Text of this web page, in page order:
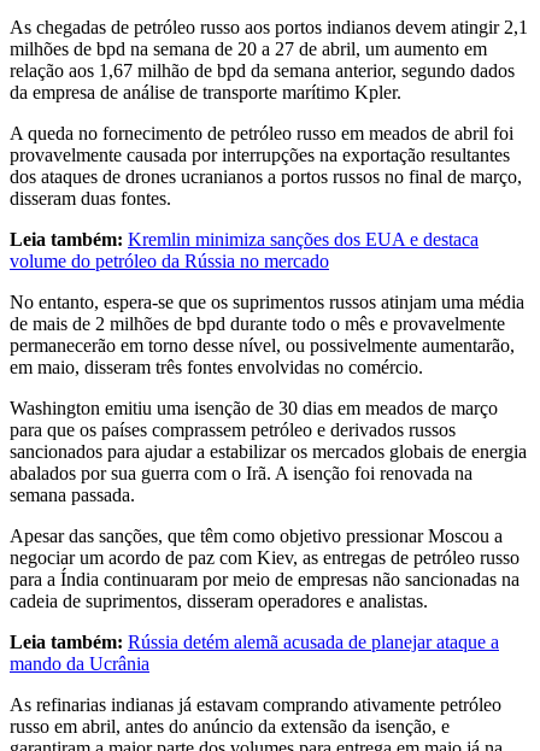
As chegadas de petróleo russo aos portos indianos devem atingir 2,1
milhões de bpd na semana de 20 a 27 de abril, um aumento ​em
relação aos 1,67 milhão de bpd da semana anterior, segundo dados
da empresa de análise de transporte marítimo Kpler.
A queda no fornecimento de ​petróleo russo em meados de abril foi
provavelmente causada por interrupções na exportação resultantes
dos ataques de drones ucranianos a portos russos no final de março,
disseram duas fontes.
Leia também: Kremlin minimiza sanções dos EUA e destaca
volume do petróleo da Rússia no mercado
No entanto, espera-se que os suprimentos russos atinjam uma média
de mais de 2 milhões de bpd durante todo ‌o mês e provavelmente
permanecerão em torno desse ​nível, ou possivelmente aumentarão,
em maio, disseram três fontes envolvidas no comércio.
Washington emitiu uma isenção de 30 dias em meados de março
para que os países comprassem petróleo e derivados ⁠russos
sancionados para ajudar ​a estabilizar os ​mercados globais de energia
abalados por sua guerra com o Irã. A isenção foi renovada na
⁠semana passada.
Apesar das sanções, que têm como ​objetivo pressionar Moscou a
negociar um acordo de paz com Kiev, as entregas de petróleo russo
para a Índia continuaram por meio de empresas não sancionadas na ​
cadeia de suprimentos, disseram operadores e analistas.
Leia também: Rússia detém alemã acusada de planejar ataque a
mando da Ucrânia
As refinarias indianas já estavam comprando ativamente petróleo
russo em abril, antes do anúncio ​da extensão da isenção, ⁠e